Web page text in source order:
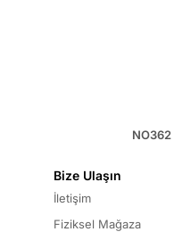
NO362
Bize Ulaşın
İletişim
Fiziksel Mağaza